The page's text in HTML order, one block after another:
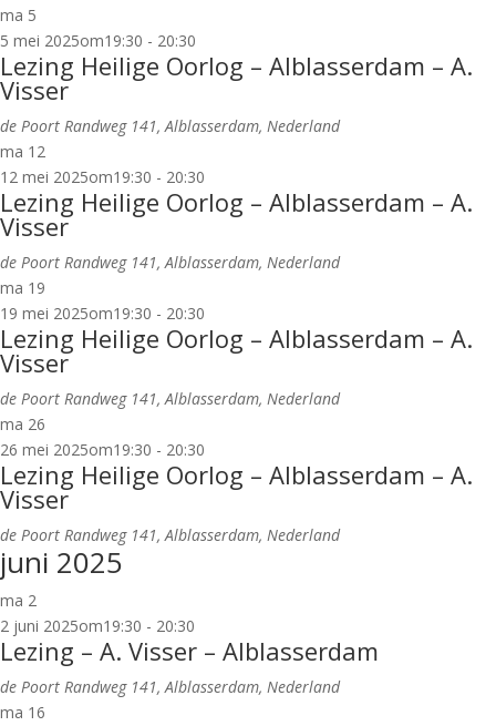
ma 5
5 mei 2025om19:30 - 20:30
Lezing Heilige Oorlog – Alblasserdam – A.
Visser
de Poort Randweg 141, Alblasserdam, Nederland
ma 12
12 mei 2025om19:30 - 20:30
Lezing Heilige Oorlog – Alblasserdam – A.
Visser
de Poort Randweg 141, Alblasserdam, Nederland
ma 19
19 mei 2025om19:30 - 20:30
Lezing Heilige Oorlog – Alblasserdam – A.
Visser
de Poort Randweg 141, Alblasserdam, Nederland
ma 26
26 mei 2025om19:30 - 20:30
Lezing Heilige Oorlog – Alblasserdam – A.
Visser
de Poort Randweg 141, Alblasserdam, Nederland
juni 2025
ma 2
2 juni 2025om19:30 - 20:30
Lezing – A. Visser – Alblasserdam
de Poort Randweg 141, Alblasserdam, Nederland
ma 16